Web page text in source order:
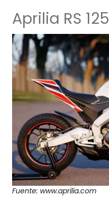
Aprilia RS 125
Fuente: www.aprilia.com